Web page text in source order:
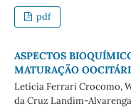
pdf
ASPECTOS
MATURAÇÃO
Letícia Ferrari Crocomo,
da Cruz Landim-